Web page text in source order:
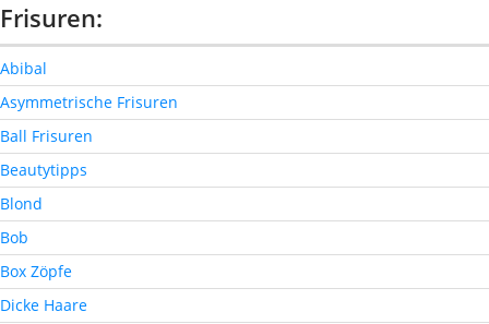
Frisuren:
Abibal
Asymmetrische Frisuren
Ball Frisuren
Beautytipps
Blond
Bob
Box Zöpfe
Dicke Haare